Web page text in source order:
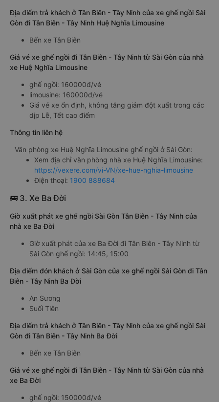
Địa điểm trả khách ở Tân Biên - Tây Ninh của xe ghế ngồi Sài
Gòn đi Tân Biên - Tây Ninh Huệ Nghĩa Limousine
Bến xe Tân Biên
Giá vé xe ghế ngồi đi Tân Biên - Tây Ninh từ Sài Gòn của nhà
xe Huệ Nghĩa Limousine
ghế ngồi: 160000đ/vé
limousine: 160000đ/vé
Giá vé xe ổn định, không tăng giảm đột xuất trong các
dịp Lễ, Tết cao điểm
Thông tin liên hệ
Văn phòng xe Huệ Nghĩa Limousine ghế ngồi ở Sài Gòn:
Xem địa chỉ văn phòng nhà xe Huệ Nghĩa Limousine:
https://vexere.com/vi-VN/xe-hue-nghia-limousine
Điện thoại: 1900 888684
🚌 3. Xe Ba Đời
Giờ xuất phát xe ghế ngồi Sài Gòn Tân Biên - Tây Ninh của
nhà xe Ba Đời
Giờ xuất phát của xe Ba Đời đi Tân Biên - Tây Ninh từ
Sài Gòn ghế ngồi: 14:45, 15:00
Địa điểm đón khách ở Sài Gòn của xe ghế ngồi Sài Gòn đi Tân
Biên - Tây Ninh Ba Đời
An Sương
Suối Tiên
Địa điểm trả khách ở Tân Biên - Tây Ninh của xe ghế ngồi Sài
Gòn đi Tân Biên - Tây Ninh Ba Đời
Bến xe Tân Biên
Giá vé xe ghế ngồi đi Tân Biên - Tây Ninh từ Sài Gòn của nhà
xe Ba Đời
ghế ngồi: 150000đ/vé